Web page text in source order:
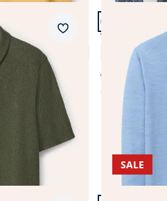
Merkzettel
Artikel 10
V-Pullover
ab € 79,99
ab € 39,99
Artikel 14
SALE